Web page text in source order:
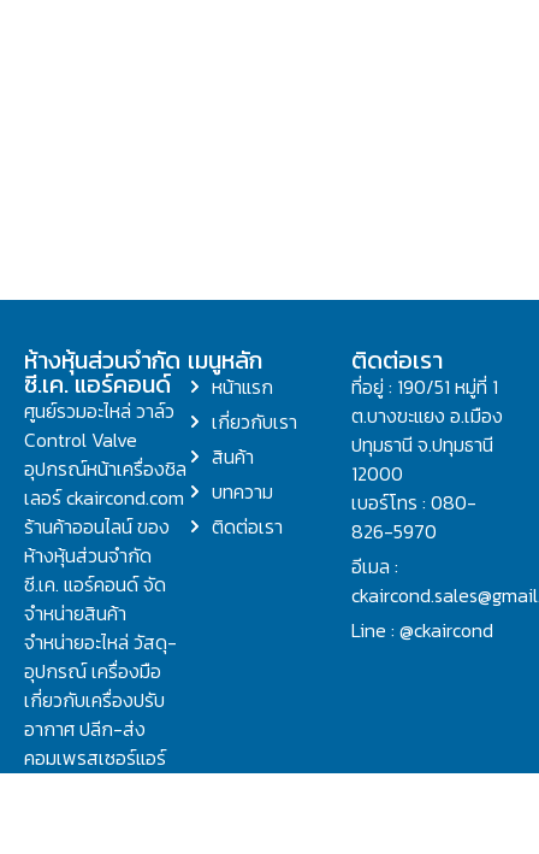
ห้างหุ้นส่วนจำกัด
ซี.เค. แอร์คอนด์
ศูนย์รวมอะไหล่ วาล์ว
Control Valve
อุปกรณ์หน้าเครื่องชิล
เลอร์ ckaircond.com
ร้านค้าออนไลน์ ของ
ห้างหุ้นส่วนจำกัด
ซี.เค. แอร์คอนด์ จัด
จำหน่ายสินค้า
จำหน่ายอะไหล่ วัสดุ-
อุปกรณ์ เครื่องมือ
เกี่ยวกับเครื่องปรับ
อากาศ ปลีก-ส่ง
คอมเพรสเซอร์แอร์
เมนูหลัก
หน้าแรก
เกี่ยวกับเรา
สินค้า
บทความ
ติดต่อเรา
ติดต่อเรา
ที่อยู่ : 190/51 หมู่ที่ 1
ต.บางขะแยง อ.เมือง
ปทุมธานี จ.ปทุมธานี
12000
เบอร์โทร : 080-
826-5970
อีเมล :
Line : @ckaircond